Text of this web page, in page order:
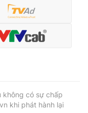
video
sản
không có sự chấp
khi phát hành lại